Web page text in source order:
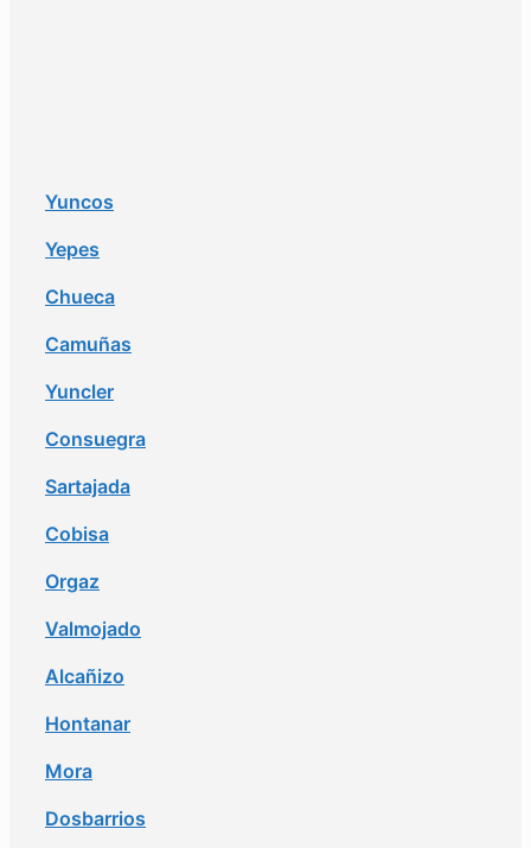
Yuncos
Yepes
Chueca
Camuñas
Yuncler
Consuegra
Sartajada
Cobisa
Orgaz
Valmojado
Alcañizo
Hontanar
Mora
Dosbarrios